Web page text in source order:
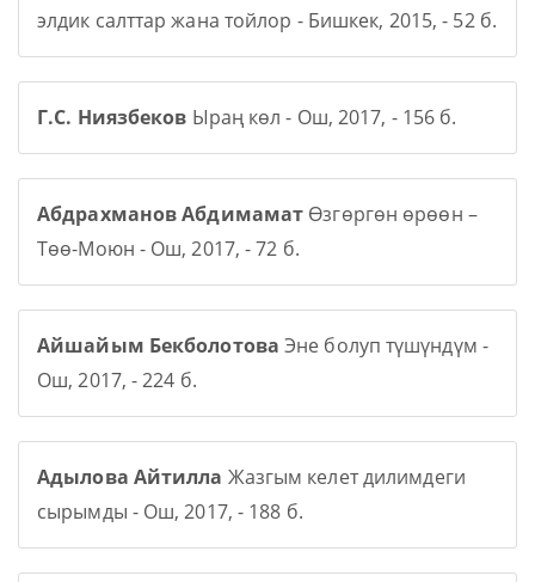
элдик салттар жана тойлор - Бишкек, 2015, - 52 б.
Г.С. Ниязбеков Ыраң көл - Ош, 2017, - 156 б.
Абдрахманов Абдимамат Өзгөргөн өрөөн –
Төө-Моюн - Ош, 2017, - 72 б.
Айшайым Бекболотова Эне болуп түшүндүм -
Ош, 2017, - 224 б.
Адылова Айтилла Жазгым келет дилимдеги
сырымды - Ош, 2017, - 188 б.